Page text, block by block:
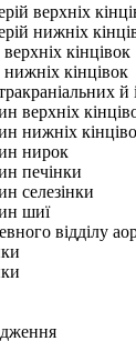
верхніх
нижніх
кінцівок
кінцівок
й
верхніх
нижніх
нирок
печінки
селезінки
шиї
відділу